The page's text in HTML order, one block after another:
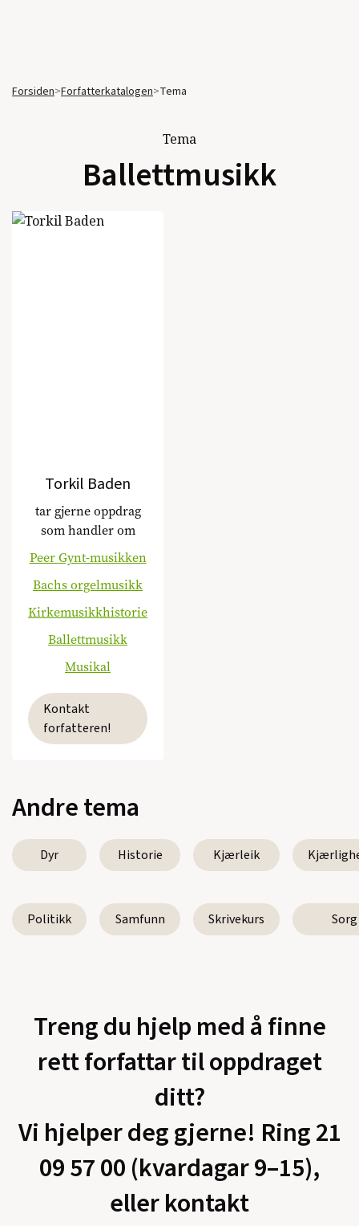
Forsiden>Forfatterkatalogen>Tema
Tema
Ballettmusikk
Torkil Baden
tar gjerne oppdrag
som handler om
Peer Gynt-musikken
Bachs orgelmusikk
Kirkemusikkhistorie
Ballettmusikk
Musikal
Kontakt
forfatteren!
Andre tema
Dyr Historie Kjærleik
Politikk Samfunn Skrivekurs Sorg
Treng du hjelp med å finne
rett forfattar til oppdraget
ditt?
Vi hjelper deg gjerne! Ring 21
09 57 00 (kvardagar 9–15),
eller kontakt